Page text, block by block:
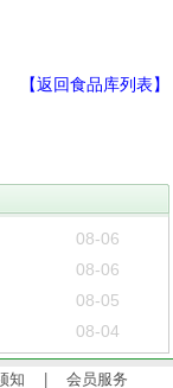
【返回食品库列表】
08-06
08-06
08-05
08-04
知 会员服务